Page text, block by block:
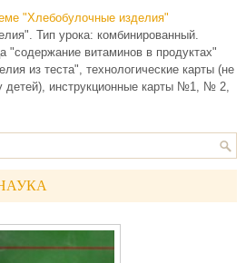
"Хлебобулочные изделия"
Тип урока: комбинированный.
"содержание витаминов в продуктах"
из теста", технологические карты (не
детей), инструкционные карты №1, № 2,